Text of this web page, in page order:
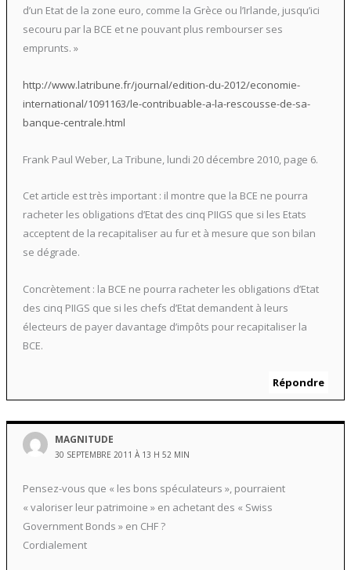
d’un Etat de la zone euro, comme la Grèce ou l’Irlande, jusqu’ici
secouru par la BCE et ne pouvant plus rembourser ses
emprunts. »
http://www.latribune.fr/journal/edition-du-2012/economie-
international/1091163/le-contribuable-a-la-rescousse-de-sa-
banque-centrale.html
Frank Paul Weber, La Tribune, lundi 20 décembre 2010, page 6.
Cet article est très important : il montre que la BCE ne pourra
racheter les obligations d’Etat des cinq PIIGS que si les Etats
acceptent de la recapitaliser au fur et à mesure que son bilan
se dégrade.
Concrètement : la BCE ne pourra racheter les obligations d’Etat
des cinq PIIGS que si les chefs d’Etat demandent à leurs
électeurs de payer davantage d’impôts pour recapitaliser la
BCE.
Répondre
MAGNITUDE
30 SEPTEMBRE 2011 À 13 H 52 MIN
Pensez-vous que « les bons spéculateurs », pourraient
« valoriser leur patrimoine » en achetant des « Swiss
Government Bonds » en CHF ?
Cordialement